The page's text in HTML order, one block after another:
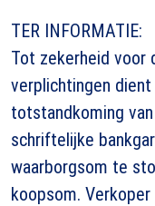
TER INFORMATIE:
Tot zekerheid voor
verplichtingen
totstandkoming
schriftelijke
waarborgsom te
koopsom.